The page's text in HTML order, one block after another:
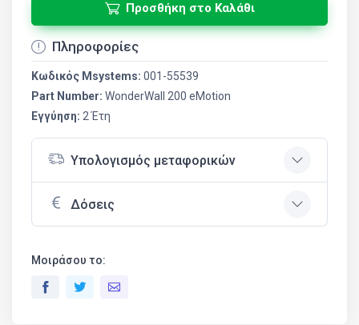
Προσθήκη στο Καλάθι
Πληροφορίες
Κωδικός Msystems: 001-55539
Part Number: WonderWall 200 eMotion
Εγγύηση: 2 Έτη
Υπολογισμός μεταφορικών
Δόσεις
Μοιράσου το: